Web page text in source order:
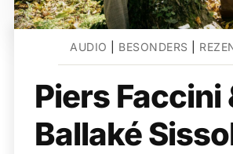
AUDIO BESONDERS
Piers Faccini
Ballaké